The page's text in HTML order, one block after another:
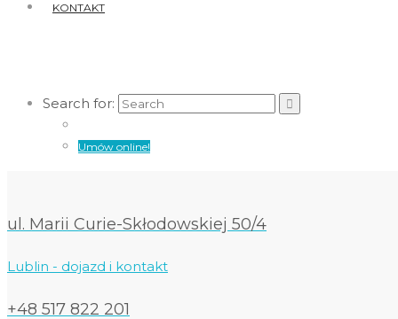
KONTAKT
Search for:
Umów online!
ul. Marii Curie-Skłodowskiej 50/4
Lublin - dojazd i kontakt
+48 517 822 201